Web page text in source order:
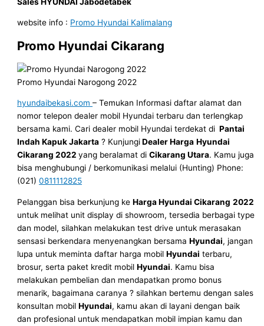
website info : Promo Hyundai Kalimalang
Promo Hyundai Cikarang
Promo Hyundai Narogong 2022
hyundaibekasi.com– Temukan Informasi daftar alamat dan
nomor telepon dealer mobil Hyundai terbaru dan terlengkap
bersama kami. Cari dealer mobil Hyundai terdekat di Pantai
Indah Kapuk Jakarta ? KunjungiDealer Harga Hyundai
Cikarang 2022 yang beralamat diCikarang Utara. Kamu juga
bisa menghubungi / berkomunikasi melalui (Hunting) Phone:
(021)0811112825
Pelanggan bisa berkunjung keHargaHyundaiCikarang 2022
untuk melihat unit display di showroom, tersedia berbagai type
dan model, silahkan melakukan test drive untuk merasakan
sensasi berkendara menyenangkan bersamaHyundai, jangan
lupa untuk meminta daftar harga mobilHyundai terbaru,
brosur, serta paket kredit mobilHyundai. Kamu bisa
melakukan pembelian dan mendapatkan promo bonus
menarik, bagaimana caranya ? silahkan bertemu dengan sales
konsultan mobilHyundai, kamu akan di layani dengan baik
dan profesional untuk mendapatkan mobil impian kamu dan